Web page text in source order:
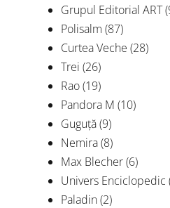
Grupul Editorial ART
Polisalm (87)
Curtea Veche (28)
Trei (26)
Rao(19)
Pandora M (10)
Guguță(9)
Nemira(8)
Max Blecher(6)
Univers Enciclopedic
Paladin(2)